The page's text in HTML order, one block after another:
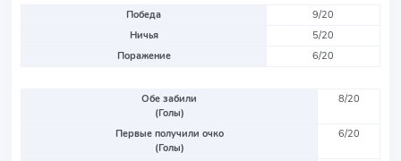
Победа
9/20
Ничья
5/20
Поражение
6/20
Обе забили
(Голы)
8/20
Первые получили очко
(Голы)
6/20